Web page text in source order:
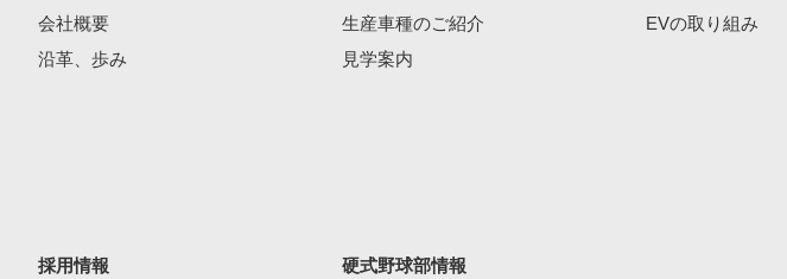
会社概要
沿革、歩み
生産車種のご紹介
見学案内
EVの取り組み
採用情報 硬式野球部情報